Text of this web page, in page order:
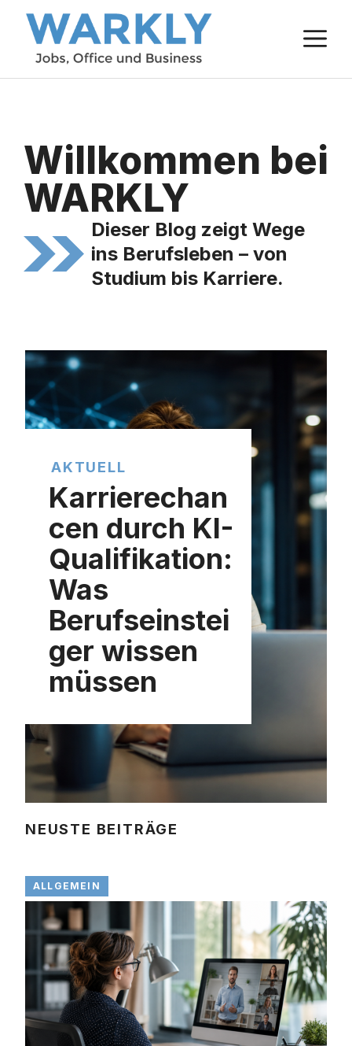
Zum
Inhalt
springen
Willkommen bei
WARKLY
Dieser Blog zeigt Wege
ins Berufsleben – von
Studium bis Karriere.
AKTUELL
Karrierechan
cen durch KI-
Qualifikation:
Was
Berufseinstei
ger wissen
müssen
NEUSTE BEITRÄGE
ALLGEMEIN